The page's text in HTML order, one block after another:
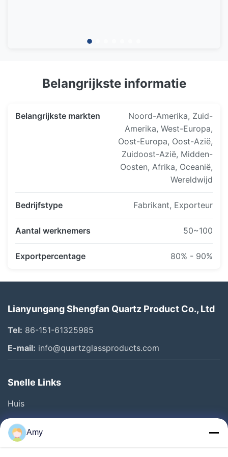
Belangrijkste informatie
Belangrijkste markten
Noord-Amerika, Zuid-
Amerika, West-Europa,
Oost-Europa, Oost-Azië,
Zuidoost-Azië, Midden-
Oosten, Afrika, Oceanië,
Wereldwijd
Bedrijfstype Fabrikant, Exporteur
Aantal werknemers 50~100
Exportpercentage 80% - 90%
Lianyungang Shengfan Quartz Product Co., Ltd
Tel: 86-151-61325985
E-mail: info@quartzglassproducts.com
Snelle Links
Huis
Producten
Video's
Amy